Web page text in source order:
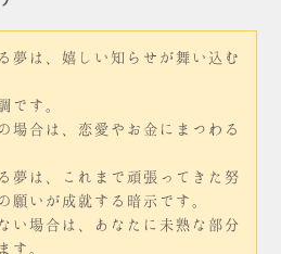
夢は、嬉しい知らせが舞い込む
です。
場合は、恋愛やお金にまつわる
夢は、これまで頑張ってきた努
願いが成就する暗示です。
い場合は、あなたに未熟な部分
す。